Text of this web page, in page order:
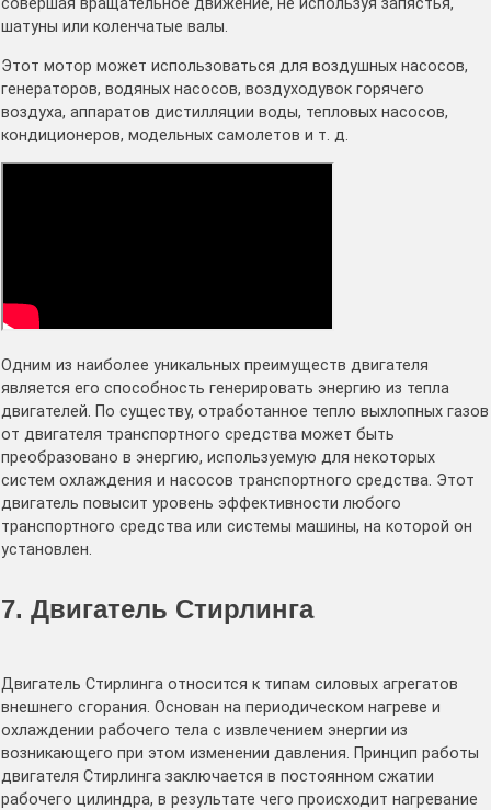
совершая вращательное движение, не используя запястья,
шатуны или коленчатые валы.
Этот мотор может использоваться для воздушных насосов,
генераторов, водяных насосов, воздуходувок горячего
воздуха, аппаратов дистилляции воды, тепловых насосов,
кондиционеров, модельных самолетов и т. д.
Одним из наиболее уникальных преимуществ двигателя
является его способность генерировать энергию из тепла
двигателей. По существу, отработанное тепло выхлопных газов
от двигателя транспортного средства может быть
преобразовано в энергию, используемую для некоторых
систем охлаждения и насосов транспортного средства. Этот
двигатель повысит уровень эффективности любого
транспортного средства или системы машины, на которой он
установлен.
7. Двигатель Стирлинга
Двигатель Стирлинга относится к типам силовых агрегатов
внешнего сгорания. Основан на периодическом нагреве и
охлаждении рабочего тела с извлечением энергии из
возникающего при этом изменении давления. Принцип работы
двигателя Стирлинга заключается в постоянном сжатии
рабочего цилиндра, в результате чего происходит нагревание